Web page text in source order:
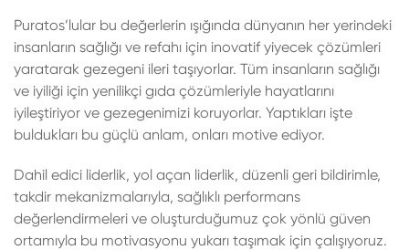
Puratos’lular bu değerlerin ışığında dünyanın her yerindeki
insanların sağlığı ve refahı için inovatif yiyecek çözümleri
yaratarak gezegeni ileri taşıyorlar. Tüm insanların sağlığı
ve iyiliği için yenilikçi gıda çözümleriyle hayatlarını
iyileştiriyor ve gezegenimizi koruyorlar. Yaptıkları işte
buldukları bu güçlü anlam, onları motive ediyor.
Dahil edici liderlik, yol açan liderlik, düzenli geri bildirimle,
takdir mekanizmalarıyla, sağlıklı performans
değerlendirmeleri ve oluşturduğumuz çok yönlü güven
ortamıyla bu motivasyonu yukarı taşımak için çalışıyoruz.